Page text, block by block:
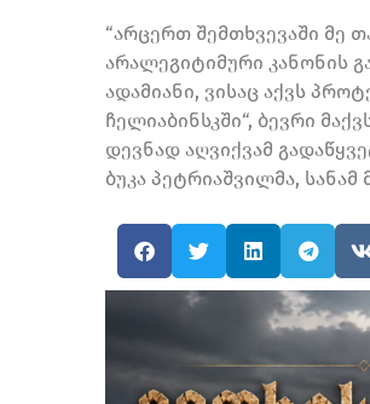
“არცერთ შემთხვევაში მე
არალეგიტიმური კანონის
ადამიანი, ვისაც აქვს
ჩელიაბინსკში“, ბევრი
დევნად აღვიქვამ
ბუკა პეტრიაშვილმა,